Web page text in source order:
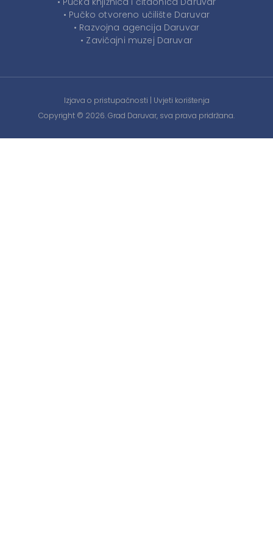
• Pučko otvoreno učilište Daruvar
• Razvojna agencija Daruvar
• Zavičajni muzej Daruvar
Izjava o pristupačnosti | Uvjeti korištenja
Copyright © 2026. Grad Daruvar, sva prava pridržana.